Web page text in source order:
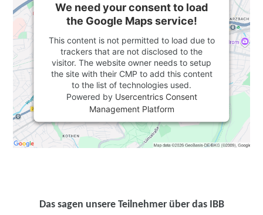
We need your consent to load
the Google Maps service!
This content is not permitted to load due to
trackers that are not disclosed to the
visitor. The website owner needs to setup
the site with their CMP to add this content
to the list of technologies used.
Powered by Usercentrics Consent
Management Platform
Das sagen unsere Teilnehmer über das IBB